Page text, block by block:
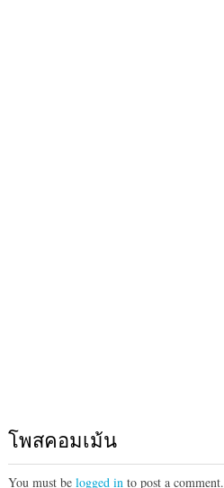
โพสคอมเม้น
You must be logged into post a comment.